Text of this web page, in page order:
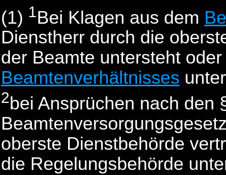
(1) 1Bei Klagen aus dem
Dienstherr durch die
der Beamte untersteht
Beamtenverhältnisses
2bei Ansprüchen nach den
oberste Dienstbehörde
die Regelungsbehörde